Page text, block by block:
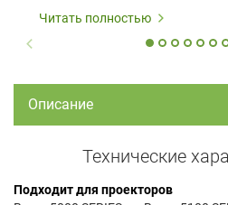
Читать полностью
Описание
Технические
Подходит для проекторов